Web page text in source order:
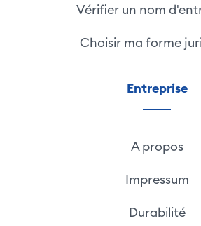
Vérifier un nom
Choisir ma forme
Entreprise
A propos
Impressum
Durabilité